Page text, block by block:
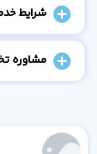
شرایط
مشاوره